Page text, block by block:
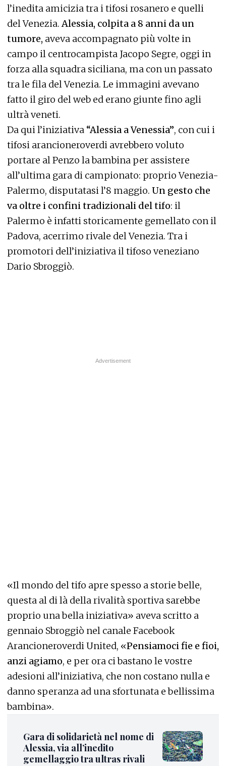
l’inedita amicizia tra i tifosi rosanero e quelli
del Venezia.Alessia, colpita a 8 anni da un
tumore, aveva accompagnato più volte in
campo il centrocampista Jacopo Segre, oggi in
forza alla squadra siciliana, ma con un passato
tra le fila del Venezia. Le immagini avevano
fatto il giro del web ed erano giunte fino agli
ultrà veneti.
Da qui l’iniziativa “Alessia a Venessia”, con cui i
tifosi arancioneroverdi avrebbero voluto
portare al Penzo la bambina per assistere
all’ultima gara di campionato: proprio Venezia-
Palermo, disputatasi l’8 maggio. Un gesto che
va oltre i confini tradizionali del tifo: il
Palermo è infatti storicamente gemellato con il
Padova, acerrimo rivale del Venezia. Tra i
promotori dell’iniziativa il tifoso veneziano
Dario Sbroggiò.
«Il mondo del tifo apre spesso a storie belle,
questa al di là della rivalità sportiva sarebbe
proprio una bella iniziativa» aveva scritto a
gennaio Sbroggiò nel canale Facebook
Arancioneroverdi United, «Pensiamoci fie e fioi,
anzi agiamo, e per ora ci bastano le vostre
adesioni all’iniziativa, che non costano nulla e
danno speranza ad una sfortunata e bellissima
bambina».
Gara di solidarietà nel nome di
Alessia, via all’inedito
gemellaggio tra ultras rivali